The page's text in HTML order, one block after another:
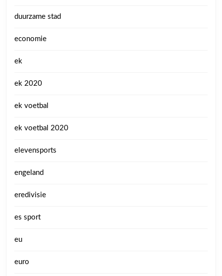
duurzame stad
economie
ek
ek 2020
ek voetbal
ek voetbal 2020
elevensports
engeland
eredivisie
es sport
eu
euro